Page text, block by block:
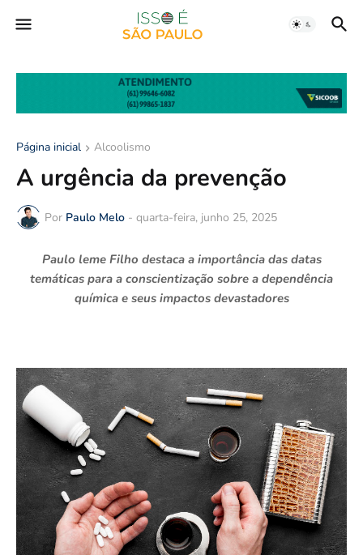
Página inicial Alcoolismo
A urgência da prevenção
Por Paulo Melo - quarta-feira, junho 25, 2025
Paulo leme Filho destaca a importância das datas
temáticas para a conscientização sobre a dependência
química e seus impactos devastadores